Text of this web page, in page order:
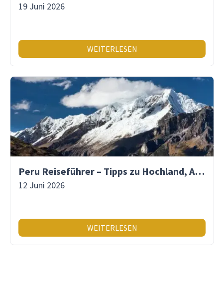
19 Juni 2026
WEITERLESEN
Peru Reiseführer – Tipps zu Hochland, Amazonas & Inka-Erbe
12 Juni 2026
WEITERLESEN